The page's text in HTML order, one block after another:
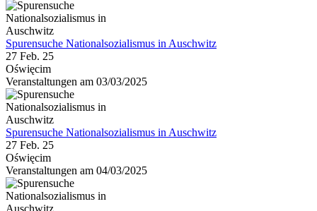
Spurensuche Nationalsozialismus in Auschwitz
27 Feb. 25
Oświęcim
Veranstaltungen am 03/03/2025
Spurensuche Nationalsozialismus in Auschwitz
27 Feb. 25
Oświęcim
Veranstaltungen am 04/03/2025